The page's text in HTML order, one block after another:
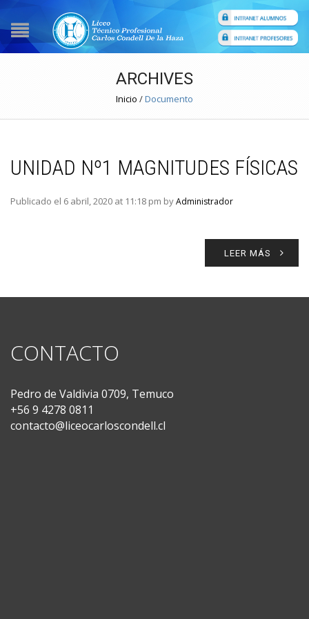
ARCHIVES
Inicio /Documento
UNIDAD Nº1 MAGNITUDES FÍSICAS
Publicado el 6 abril, 2020 at 11:18 pm byAdministrador
LEER MÁS
CONTACTO
Pedro de Valdivia 0709, Temuco
+56 9 4278 0811
contacto@liceocarloscondell.cl